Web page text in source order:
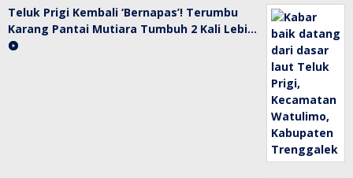
Teluk Prigi Kembali ‘Bernapas’! Terumbu
Karang Pantai Mutiara Tumbuh 2 Kali Lebi…